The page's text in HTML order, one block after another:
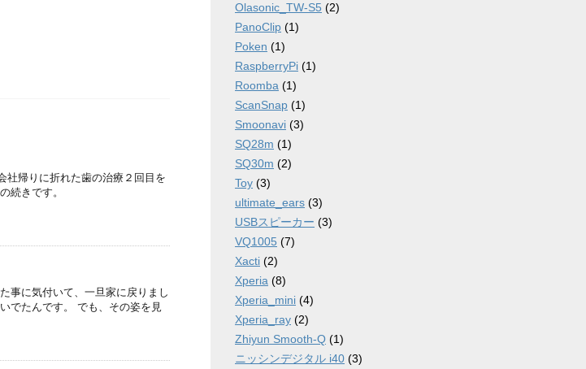
社帰りに折れた歯の治療２回目を
続きです。
事に気付いて、一旦家に戻りまし
でたんです。 でも、その姿を見
Olasonic_TW-S5 (2)
PanoClip (1)
Poken (1)
RaspberryPi (1)
Roomba (1)
ScanSnap (1)
Smoonavi (3)
SQ28m (1)
SQ30m (2)
Toy (3)
ultimate_ears (3)
USBスピーカー (3)
VQ1005 (7)
Xacti (2)
Xperia (8)
Xperia_mini (4)
Xperia_ray (2)
Zhiyun Smooth-Q (1)
ニッシンデジタル i40 (3)